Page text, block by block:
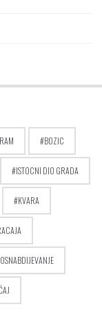
BOZIC
ISTOCNI DIO GRADA
KVARA